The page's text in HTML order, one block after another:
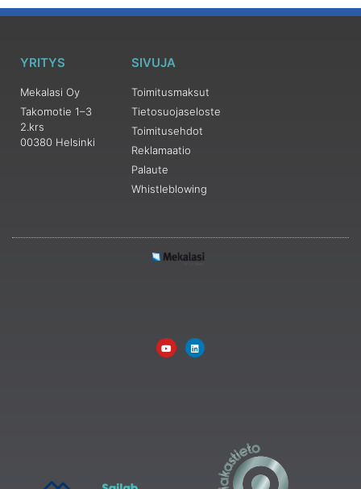
YRITYS
Mekalasi Oy
Takomotie 1–3
2.krs
00380 Helsinki
SIVUJA
Toimitusmaksut
Tietosuojaseloste
Toimitusehdot
Reklamaatio
Palaute
Whistleblowing